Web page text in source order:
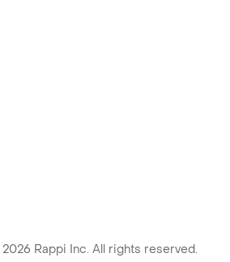
2026 Rappi Inc. All rights reserved.